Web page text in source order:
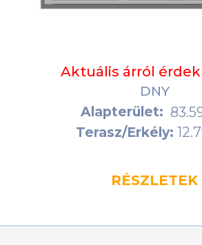
Aktuális árról
DNY
Alapterület:
Terasz/Erkély:
RÉSZLETEK